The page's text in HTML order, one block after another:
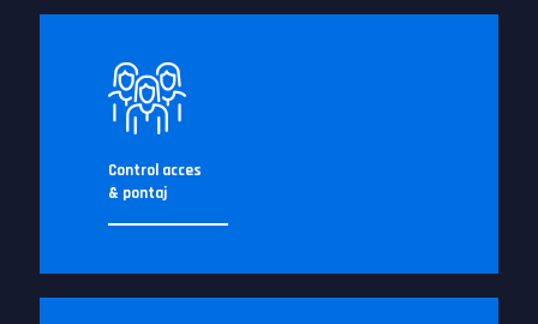
Control acces
& pontaj